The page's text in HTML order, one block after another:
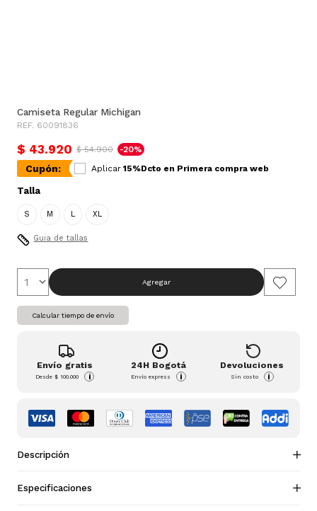
Camiseta Regular Michigan
REF. 60091836
$ 43.920 $ 54.900 -20%
Cupón: Aplicar 15%Dcto en Primera compra web
Talla
S M L XL
Guia de tallas
Agregar
Calcular tiempo de envío
Envío gratis
Desde$ 100.000 i
24H Bogotá
Envío express i
Devoluciones
Sin costo i
Descripción
Especificaciones